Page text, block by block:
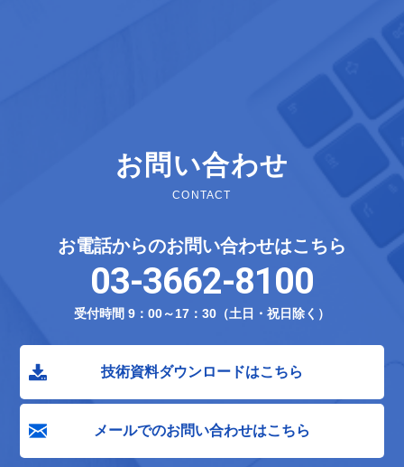
お問い合わせ
CONTACT
お電話からのお問い合わせはこちら
03-3662-8100
受付時間 9：00～17：30（土日・祝日除く）
技術資料ダウンロードはこちら
メールでのお問い合わせはこちら